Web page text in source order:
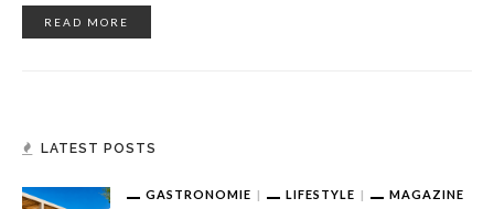
READ MORE
LATEST POSTS
GASTRONOMIE LIFESTYLE MAGAZINE